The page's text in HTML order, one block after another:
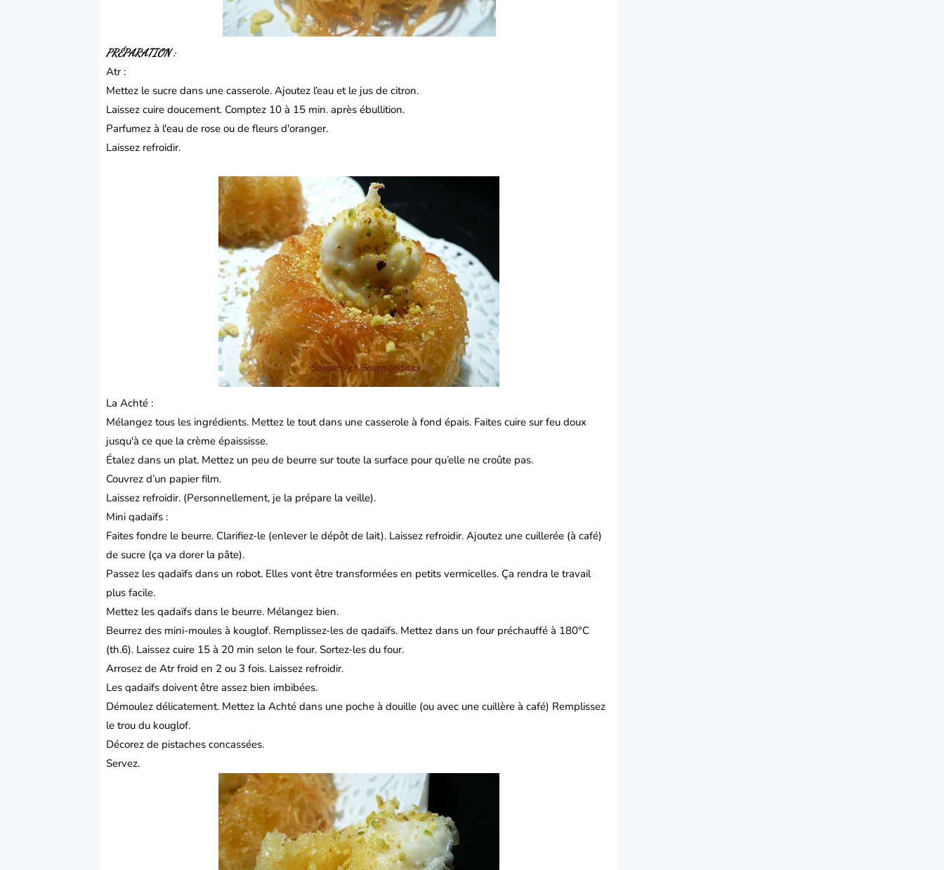
PRÉPARATION :
Atr :
Mettez le sucre dans une casserole. Ajoutez l’eau et le jus de citron.
Laissez cuire doucement. Comptez 10 à 15 min. après ébullition.
Parfumez à l'eau de rose ou de fleurs d'oranger.
Laissez refroidir.
La Achté :
Mélangez tous les ingrédients. Mettez le tout dans une casserole à fond épais. Faites cuire sur feu doux
jusqu'à ce que la crème épaississe.
Étalez dans un plat. Mettez un peu de beurre sur toute la surface pour qu’elle ne croûte pas.
Couvrez d’un papier film.
Laissez refroidir. (Personnellement, je la prépare la veille).
Mini qadaïfs :
Faites fondre le beurre. Clarifiez-le (enlever le dépôt de lait). Laissez refroidir. Ajoutez une cuillerée (à café)
de sucre (ça va dorer la pâte).
Passez les qadaïfs dans un robot. Elles vont être transformées en petits vermicelles. Ça rendra le travail
plus facile.
Mettez les qadaïfs dans le beurre. Mélangez bien.
Beurrez des mini-moules à kouglof. Remplissez-les de qadaïfs. Mettez dans un four préchauffé à 180°C
(th.6). Laissez cuire 15 à 20 min selon le four. Sortez-les du four.
Arrosez de Atr froid en 2 ou 3 fois. Laissez refroidir.
Les qadaïfs doivent être assez bien imbibées.
Démoulez délicatement. Mettez la Achté dans une poche à douille (ou avec une cuillère à café) Remplissez
le trou du kouglof.
Décorez de pistaches concassées.
Servez.